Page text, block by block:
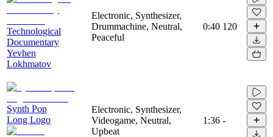
Technological
Documentary
Yevhen
Lokhmatov
Electronic, Synthesizer,
Drummachine, Neutral,
Peaceful
0:40 120
Synth Pop
Long Logo
Electronic, Synthesizer,
Videogame, Neutral,
Upbeat
1:36 -